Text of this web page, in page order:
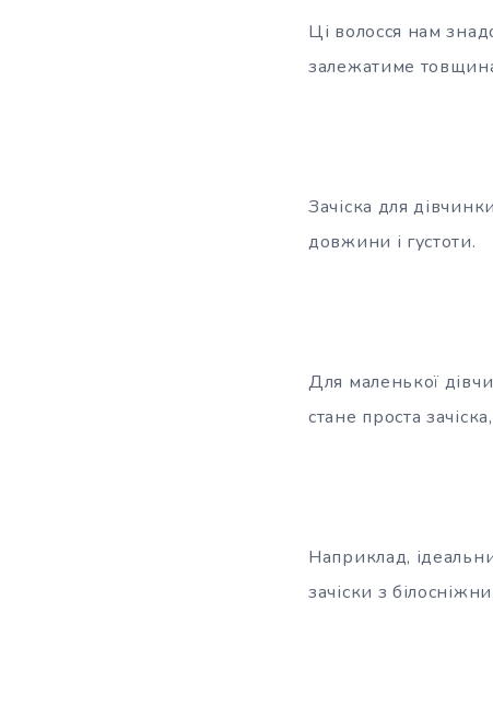
Ці волосся нам
залежатиме
Зачіска для
довжини і густоти.
Для маленької
стане проста
Наприклад,
зачіски з